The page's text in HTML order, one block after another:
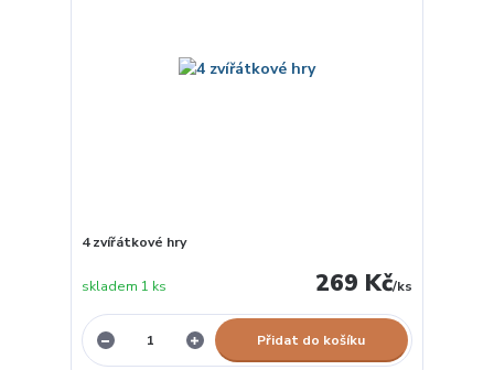
4 zvířátkové hry
269 Kč/ks
skladem 1 ks
Přidat do košíku